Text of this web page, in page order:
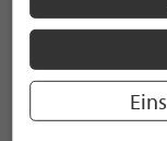
Mit der Anmeldung